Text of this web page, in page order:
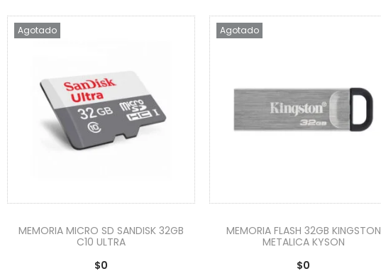
Agotado
MEMORIA MICRO SD SANDISK 32GB
C10 ULTRA
$0
Agotado
MEMORIA FLASH 32GB KINGSTON
METALICA KYSON
$0